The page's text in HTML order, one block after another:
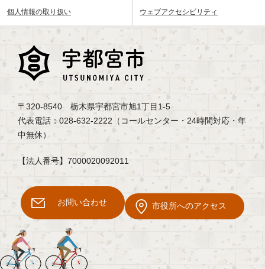
個人情報の取り扱い ウェブアクセシビリティ
〒320-8540 栃木県宇都宮市旭1丁目1-5
代表電話：028-632-2222（コールセンター・24時間対応・年
中無休）
【法人番号】7000020092011
お問い合わせ 市役所へのアクセス